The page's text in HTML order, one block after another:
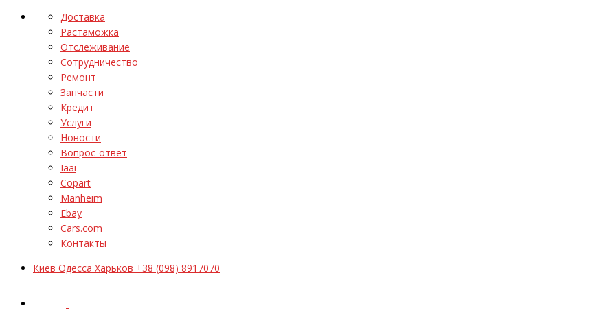
Доставка
Растаможка
Отслеживание
Сотрудничество
Ремонт
Запчасти
Кредит
Услуги
Новости
Вопрос-ответ
Iaai
Copart
Manheim
Ebay
Cars.com
Контакты
Киев Одесса Харьков +38 (098) 8917070